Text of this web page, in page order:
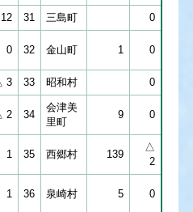
31 三島町 0
0 32 金山町 1 0
3 33 昭和村 0
2 34
会津美
里町
9 0
1 35 西郷村 139
△
2
1 36 泉崎村 5 0